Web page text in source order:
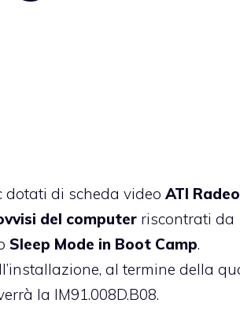
di scheda video ATI
del computer riscontrati da
Sleep Mode in Boot Camp.
al termine della
la IM91.008D.B08.